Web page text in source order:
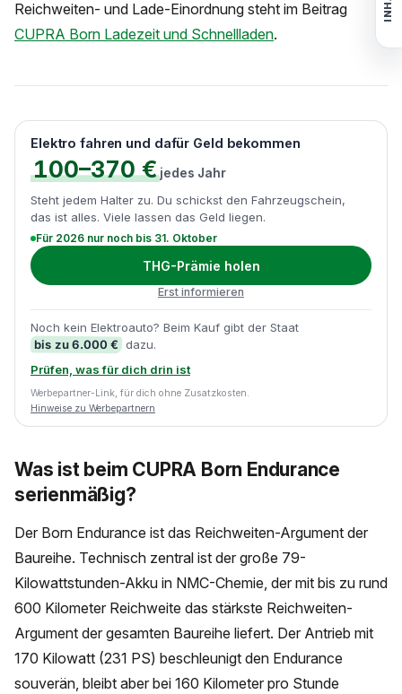
Reichweiten- und Lade-Einordnung steht im Beitrag
CUPRA Born Ladezeit und Schnellladen.
Elektro fahren und dafür Geld bekommen
100–370 € jedes Jahr
Steht jedem Halter zu. Du schickst den Fahrzeugschein,
das ist alles. Viele lassen das Geld liegen.
Für 2026 nur noch bis 31. Oktober
THG-Prämie holen
Erst informieren
Noch kein Elektroauto? Beim Kauf gibt der Staat
bis zu 6.000 € dazu.
Prüfen, was für dich drin ist
Werbepartner-Link, für dich ohne Zusatzkosten.
Hinweise zu Werbepartnern
Was ist beim CUPRA Born Endurance
serienmäßig?
Der Born Endurance ist das Reichweiten-Argument der
Baureihe. Technisch zentral ist der große 79-
Kilowattstunden-Akku in NMC-Chemie, der mit bis zu rund
600 Kilometer Reichweite das stärkste Reichweiten-
Argument der gesamten Baureihe liefert. Der Antrieb mit
170 Kilowatt (231 PS) beschleunigt den Endurance
souverän, bleibt aber bei 160 Kilometer pro Stunde